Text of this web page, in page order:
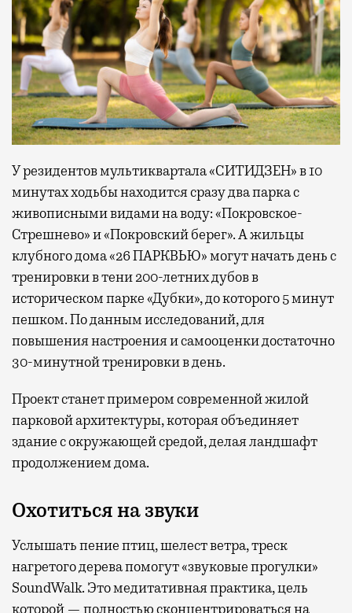
У резидентов мультиквартала «СИТИДЗЕН» в 10
минутах ходьбы находится сразу два парка с
живописными видами на воду: «Покровское-
Стрешнево» и «Покровский берег». А жильцы
клубного дома «26 ПАРКВЬЮ» могут начать день с
тренировки в тени 200-летних дубов в
историческом парке «Дубки», до которого 5 минут
пешком. По данным исследований, для
повышения настроения и самооценки достаточно
30-минутной тренировки в день.
Проект станет примером современной жилой
парковой архитектуры, которая объединяет
здание с окружающей средой, делая ландшафт
продолжением дома.
Охотиться на звуки
Услышать пение птиц, шелест ветра, треск
нагретого дерева помогут «звуковые прогулки»
SoundWalk. Это медитативная практика, цель
которой — полностью сконцентрироваться на